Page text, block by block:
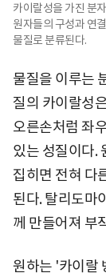
카이랄성을 가진 분
원자들의 구성과 연
물질로 분류된다.
물질을 이루는
질의 카이랄성
오른손처럼 좌
있는 성질이다.
집히면 전혀 다
된다. 탈리도마
께 만들어져 부
원하는 '카이랄